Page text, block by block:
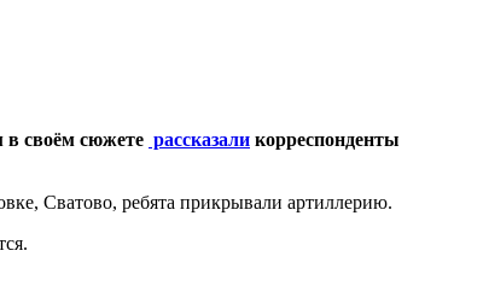
в своём сюжете рассказали корреспонденты
Сватово, ребята прикрывали артиллерию.